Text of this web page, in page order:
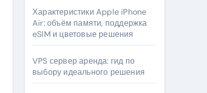
Характеристики Apple iPhone
Air: объём памяти, поддержка
eSIM и цветовые решения
VPS сервер аренда: гид по
выбору идеального решения